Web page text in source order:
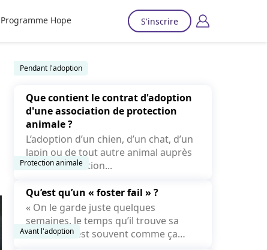
Programme Hope S'inscrire
Pendant l'adoption
Que contient le contrat d'adoption
d'une association de protection
animale ?
L’adoption d’un chien, d’un chat, d’un
lapin ou de tout autre animal auprès
d’une association...
Protection animale
Qu’est qu’un « foster fail » ?
« On le garde juste quelques
semaines, le temps qu’il trouve sa
famille. » C’est souvent comme ça
Avant l'adoption